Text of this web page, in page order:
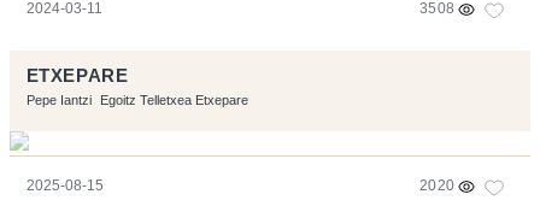
2024-03-11 3508
ETXEPARE
Pepe Iantzi Egoitz Telletxea Etxepare
2025-08-15 2020